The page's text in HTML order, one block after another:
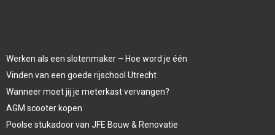
Werken als een slotenmaker – Hoe word je één
Vinden van een goede rijschool Utrecht
Wanneer moet jij je meterkast vervangen?
AGM scooter kopen
Poolse stukadoor van JFE Bouw & Renovatie